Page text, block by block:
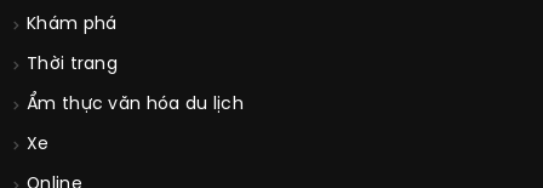
Khám phá
Thời trang
Ẩm thực văn hóa du lịch
Xe